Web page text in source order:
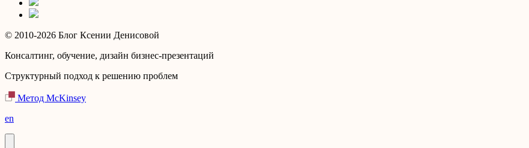
© 2010-2026 Блог Ксении Денисовой
Консалтинг, обучение, дизайн бизнес-презентаций
Структурный подход к решению проблем
Метод McKinsey
en